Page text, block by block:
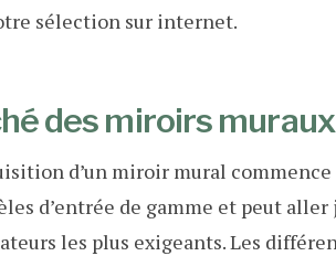
sélection sur internet.
des miroirs muraux
d’un miroir mural
d’entrée de gamme et peut aller
les plus exigeants. Les